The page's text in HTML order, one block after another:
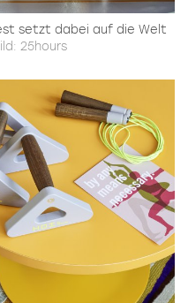
setzt dabei auf die Welt
25hours